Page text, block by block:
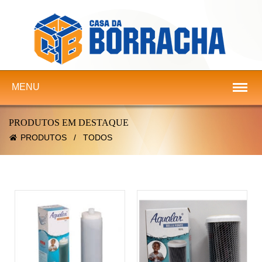
MENU
PRODUTOS / TODOS
PRODUTOS EM DESTAQUE